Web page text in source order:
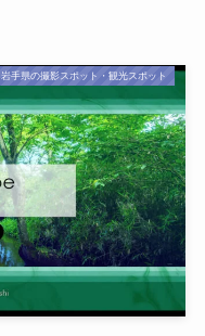
岩手県の撮影スポット・観光スポット